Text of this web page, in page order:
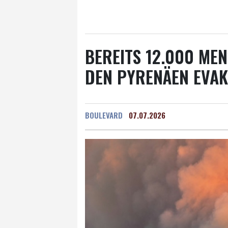
BEREITS 12.000
DEN PYRENÄEN
BOULEVARD 07.07.2026